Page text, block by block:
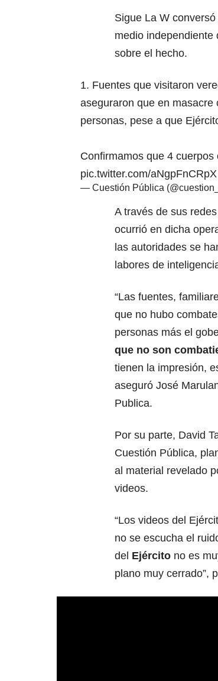
Sigue La W
medio independiente
sobre el hecho.
1. Fuentes que visitaron
aseguraron que en
personas, pese a que
Confirmamos que 4
pic.twitter.com/aNgpFnCRpX
— Cuestión Pública
A través de sus
ocurrió en dicha
las autoridades se
labores de
“Las fuentes,
que no hubo
personas más el
que no son
tienen la impresión,
aseguró José
Publica.
Por su parte, David
Cuestión Pública,
al material revelado
videos.
“Los videos del
no se escucha el
del Ejército no es
plano muy cerrado”,